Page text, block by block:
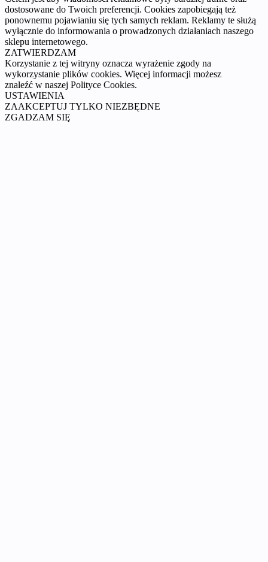
dostosowane do Twoich preferencji. Cookies zapobiegają też
ponownemu pojawianiu się tych samych reklam. Reklamy te służą
wyłącznie do informowania o prowadzonych działaniach naszego
sklepu internetowego.
ZATWIERDZAM
Korzystanie z tej witryny oznacza wyrażenie zgody na
wykorzystanie plików cookies. Więcej informacji możesz
znaleźć w naszej Polityce Cookies.
USTAWIENIA
ZAAKCEPTUJ TYLKO NIEZBĘDNE
ZGADZAM SIĘ